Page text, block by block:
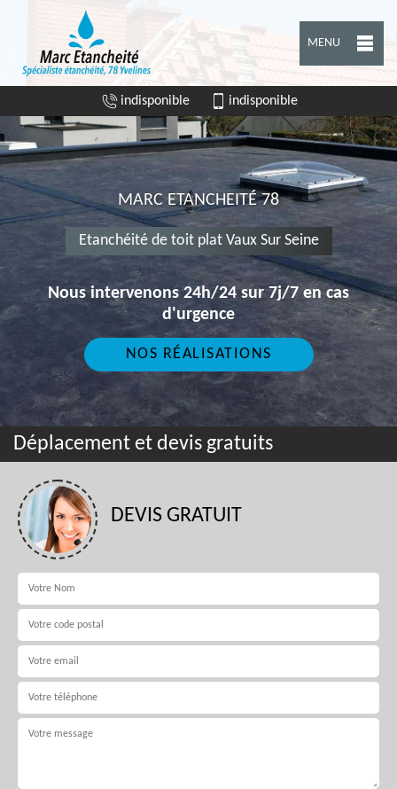
MENU
indisponible indisponible
MARC ETANCHEITÉ 78
Etanchéité de toit plat Vaux Sur Seine
Nous intervenons 24h/24 sur 7j/7 en cas
d'urgence
NOS RÉALISATIONS
Déplacement et devis gratuits
DEVIS GRATUIT